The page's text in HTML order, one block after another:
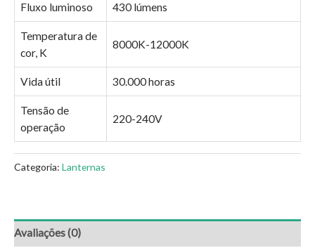
Fluxo luminoso 430 lúmens
Temperatura de
cor, K
8000K-12000K
Vida útil 30.000 horas
Tensão de
operação
220-240V
Categoria: Lanternas
Avaliações (0)